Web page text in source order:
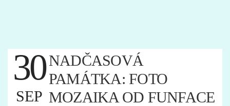
30
SEP
NADČASOVÁ
PAMÁTKA: FOTO
MOZAIKA OD FUNFACE